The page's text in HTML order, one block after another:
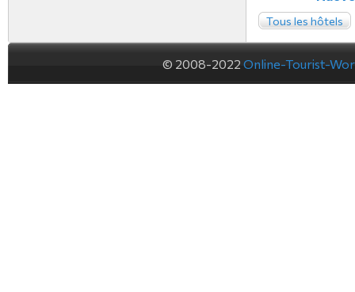
Tous les hôtels
© 2008-2022 Online-Tourist-